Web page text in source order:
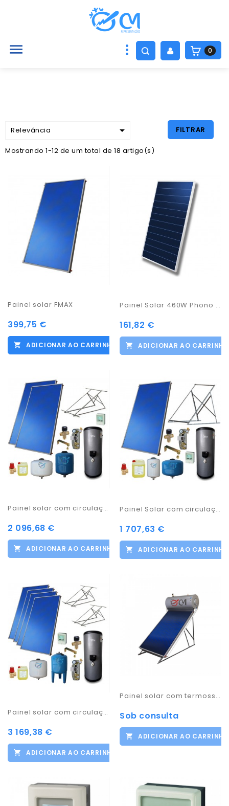
 0
Relevância  FILTRAR
Mostrando 1-12 de um total de 18 artigo(s)
Painel solar FMAX
399,75 €
ADICIONAR AO CARRINHO
Painel Solar 460W Phono Solar
161,82 €
ADICIONAR AO CARRINHO
Painel solar com circulação forçada 300lts
2 096,68 €
ADICIONAR AO CARRINHO
Painel Solar com circulação forçada 200Lts
1 707,63 €
ADICIONAR AO CARRINHO
Painel solar com circulação forçada 500lts
3 169,38 €
ADICIONAR AO CARRINHO
Painel solar com termossifão
Sob consulta
ADICIONAR AO CARRINHO